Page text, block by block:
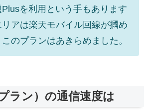
Plusを利用という手もあります
アは楽天モバイル回線が摑め
のプランはあきらめました。
ラン）の通信速度は